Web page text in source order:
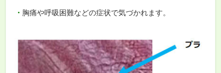
胸痛や呼吸困難などの症状で気づかれます。